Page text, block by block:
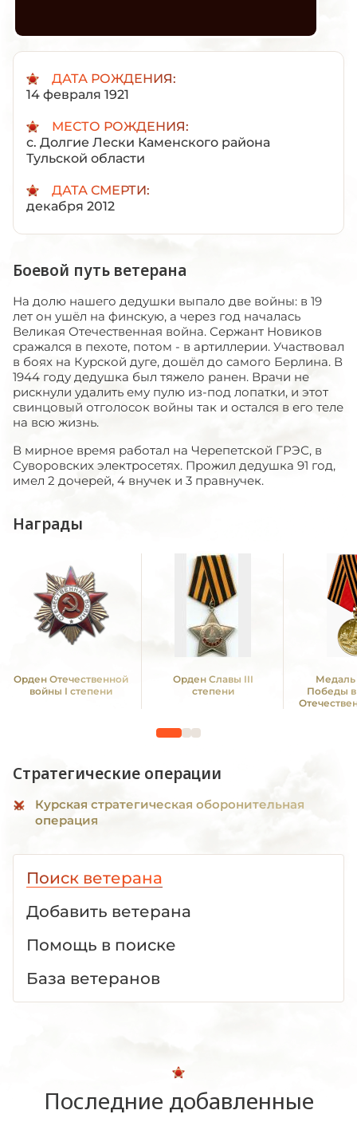
ДАТА РОЖДЕНИЯ:
14 февраля 1921
МЕСТО РОЖДЕНИЯ:
с. Долгие Лески Каменского района
Тульской области
ДАТА СМЕРТИ:
декабря 2012
Боевой путь ветерана
На долю нашего дедушки выпало две войны: в 19
лет он ушёл на финскую, а через год началась
Великая Отечественная война. Сержант Новиков
сражался в пехоте, потом - в артиллерии. Участвовал
в боях на Курской дуге, дошёл до самого Берлина. В
1944 году дедушка был тяжело ранен. Врачи не
рискнули удалить ему пулю из-под лопатки, и этот
свинцовый отголосок войны так и остался в его теле
на всю жизнь.
В мирное время работал на Черепетской ГРЭС, в
Суворовских электросетях. Прожил дедушка 91 год,
имел 2 дочерей, 4 внучек и 3 правнучек.
Награды
Орден Отечественной
войны I степени
Орден Славы III
степени
Медаль
Победы
Стратегические операции
Курская стратегическая оборонительная
операция
Поиск ветерана
Добавить ветерана
Помощь в поиске
База ветеранов
Последние добавленные